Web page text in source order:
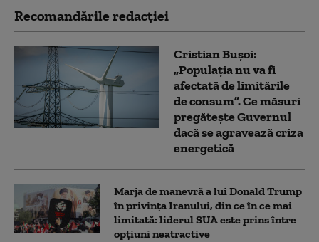
Recomandările redacţiei
Cristian Bușoi:
„Populația nu va fi
afectată de limitările
de consum”. Ce măsuri
pregătește Guvernul
dacă se agravează criza
energetică
Marja de manevră a lui Donald Trump
în privința Iranului, din ce în ce mai
limitată: liderul SUA este prins între
opțiuni neatractive